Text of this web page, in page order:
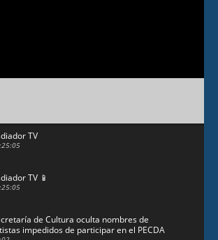
TV
TV 📱
de Cultura oculta nombres de
impedidos de participar en el PECDA